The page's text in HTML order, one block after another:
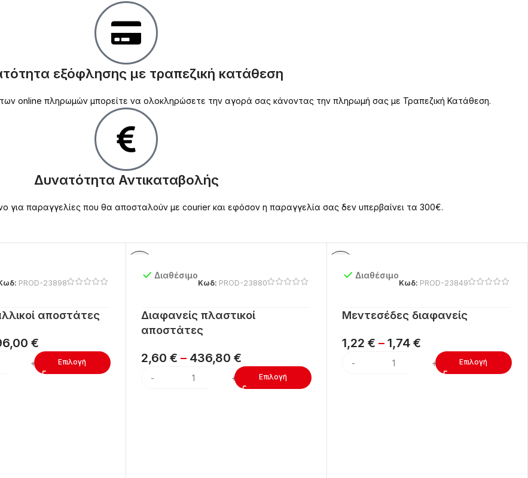
εξόφλησης με τραπεζική κατάθεση
των online πληρωμών μπορείτε να ολοκληρώσετε την αγορά σας κάνοντας την πληρωμή σας με Τραπεζική Κατάθεση.
Δυνατότητα Αντικαταβολής
για παραγγελίες που θα αποσταλούν με courier και εφόσον η παραγγελία σας δεν υπερβαίνει τα 300€.
PROD-23898
αποστάτες
€
Επιλογή
Διαθέσιμο
Κωδ: PROD-23880
Διαφανείς πλαστικοί
αποστάτες
2,60 € – 436,80 €
Επιλογή
Διαθέσιμο
Κωδ: PROD-23849
Μεντεσέδες διαφανείς
1,22 € – 1,74 €
Επιλογή